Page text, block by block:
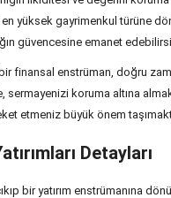
yüksek gayrimenkul türüne
güvencesine emanet
finansal enstrüman, doğru
sermayenizi koruma altına
etmeniz büyük önem
Detayları
bir yatırım enstrümanına